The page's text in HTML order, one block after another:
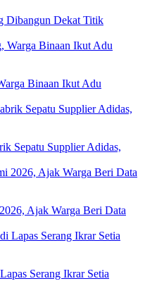
Dibangun Dekat Titik
Binaan Ikut Adu
Sepatu Supplier Adidas,
Ajak Warga Beri Data
Serang Ikrar Setia